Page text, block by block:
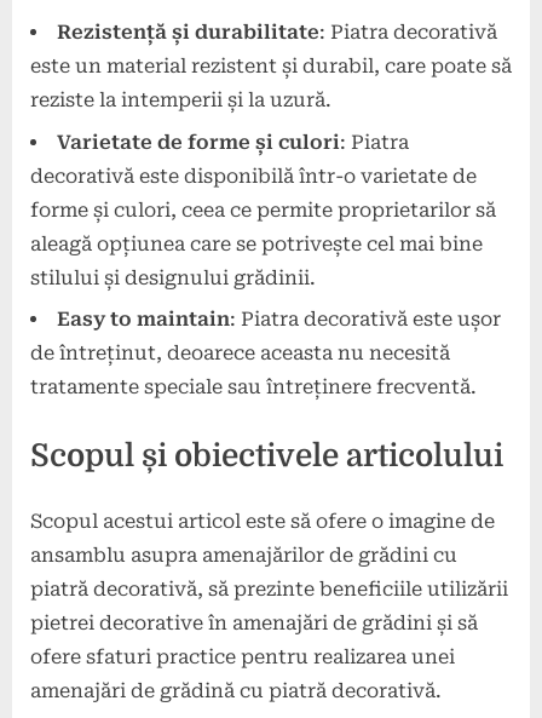
Rezistență și durabilitate: Piatra decorativă
este un material rezistent și durabil, care poate să
reziste la intemperii și la uzură.
Varietate de forme și culori: Piatra
decorativă este disponibilă într-o varietate de
forme și culori, ceea ce permite proprietarilor să
aleagă opțiunea care se potrivește cel mai bine
stilului și designului grădinii.
Easy to maintain: Piatra decorativă este ușor
de întreținut, deoarece aceasta nu necesită
tratamente speciale sau întreținere frecventă.
Scopul și obiectivele articolului
Scopul acestui articol este să ofere o imagine de
ansamblu asupra amenajărilor de grădini cu
piatră decorativă, să prezinte beneficiile utilizării
pietrei decorative în amenajări de grădini și să
ofere sfaturi practice pentru realizarea unei
amenajări de grădină cu piatră decorativă.